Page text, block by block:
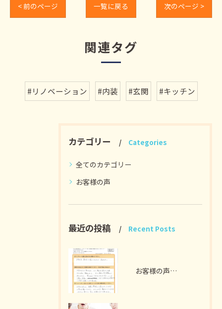
< 前のページ 一覧に戻る 次のページ >
関連タグ
#リノベーション #内装 #玄関 #キッチン
カテゴリー Categories
全てのカテゴリー
お客様の声
最近の投稿 Recent Posts
お客様の声 扶桑町 A様 （ガラス撤去、電気工事）